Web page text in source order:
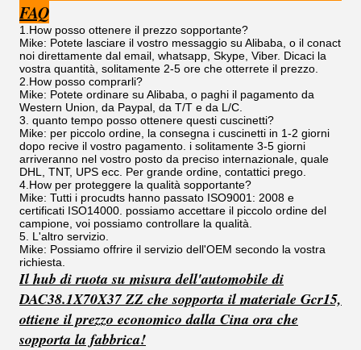
FAQ
1.How posso ottenere il prezzo sopportante?
Mike: Potete lasciare il vostro messaggio su Alibaba, o il conact
noi direttamente dal email, whatsapp, Skype, Viber. Dicaci la
vostra quantità, solitamente 2-5 ore che otterrete il prezzo.
2.How posso comprarli?
Mike: Potete ordinare su Alibaba, o paghi il pagamento da
Western Union, da Paypal, da T/T e da L/C.
3. quanto tempo posso ottenere questi cuscinetti?
Mike: per piccolo ordine, la consegna i cuscinetti in 1-2 giorni
dopo recive il vostro pagamento. i solitamente 3-5 giorni
arriveranno nel vostro posto da preciso internazionale, quale
DHL, TNT, UPS ecc. Per grande ordine, contattici prego.
4.How per proteggere la qualità sopportante?
Mike: Tutti i procudts hanno passato ISO9001: 2008 e
certificati ISO14000. possiamo accettare il piccolo ordine del
campione, voi possiamo controllare la qualità.
5. L'altro servizio.
Mike: Possiamo offrire il servizio dell'OEM secondo la vostra
richiesta.
Il hub di ruota su misura dell'automobile di
DAC38.1X70X37 ZZ che sopporta il materiale Gcr15,
ottiene il prezzo economico dalla Cina ora che
sopporta la fabbrica!